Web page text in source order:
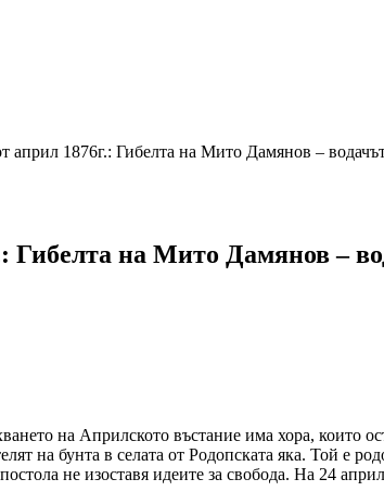
април 1876г.: Гибелта на Мито Дамянов –
Гибелта на Мито Дамянов –
на Априлското въстание има хора, които
на бунта в селата от Родопската яка. Той е
не изоставя идеите за свобода. На 24